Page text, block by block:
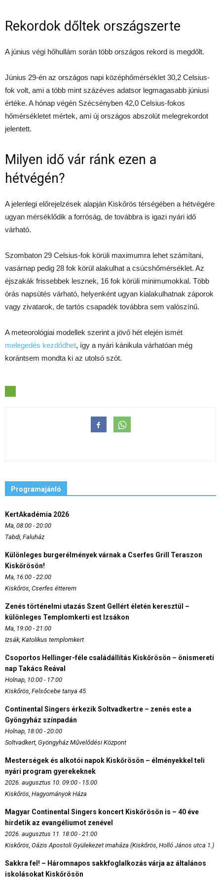
Rekordok dőltek országszerte
A június végi hőhullám során több országos rekord is megdőlt.
Június 29-én az országos napi középhőmérséklet 30,2 Celsius-
fok volt, ami a több mint százéves adatsor legmagasabb júniusi
értéke. A hónap végén Szécsényben 42,0 Celsius-fokos
hőmérsékletet mértek, ami új országos abszolút melegrekordot
jelentett.
Milyen idő vár ránk ezen a
hétvégén?
A jelenlegi előrejelzések alapján Kiskőrös térségében a hétvégére
ugyan mérséklődik a forróság, de továbbra is igazi nyári idő
várható.
Szombaton 29 Celsius-fok körüli maximumra lehet számítani,
vasárnap pedig 28 fok körül alakulhat a csúcshőmérséklet. Az
éjszakák frissebbek lesznek, 16 fok körüli minimumokkal. Több
órás napsütés várható, helyenként ugyan kialakulhatnak záporok
vagy zivatarok, de tartós csapadék továbbra sem valószínű.
A meteorológiai modellek szerint a jövő hét elején ismét
melegedés kezdődhet, így a nyári kánikula várhatóan még
korántsem mondta ki az utolsó szót.
Programajánló
KertAkadémia 2026
Ma, 08:00 - 20:00
Tabdi, Faluház
Különleges burgerélmények várnak a Cserfes Grill Teraszon
Kiskőrösön!
Ma, 16:00 - 22:00
Kiskőrös, Cserfes étterem
Zenés történelmi utazás Szent Gellért életén keresztül –
különleges Templomkerti est Izsákon
Ma, 19:00 - 21:00
Izsák, Katolikus templomkert
Csoportos Hellinger-féle családállítás Kiskőrösön – önismereti
nap Takács Reával
Holnap, 10:00 - 17:00
Kiskőrös, Felsőcebe tanya 45.
Continental Singers érkezik Soltvadkertre – zenés este a
Gyöngyház színpadán
Holnap, 18:00 - 20:00
Soltvadkert, Gyöngyház Művelődési Központ
Mesterségek és alkotói napok Kiskőrösön – élményekkel teli
nyári program gyerekeknek
2026. augusztus 10. 09:00 - 15:00
Kiskőrös, Hagyományok Háza
Magyar Continental Singers koncert Kiskőrösön is – 40 éve
hirdetik az evangéliumot zenével
2026. augusztus 11. 18:00 - 21:00
Kiskőrös, Oázis Apostoli Gyülekezet imaháza (Kiskőrös, Holló János utca 1.)
Sakkra fel! – Háromnapos sakkfoglalkozás várja az általános
iskolásokat Kiskőrösön